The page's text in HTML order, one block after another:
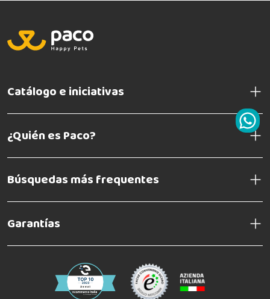
Catálogo e iniciativas
¿Quién es Paco?
Búsquedas más frequentes
Garantías